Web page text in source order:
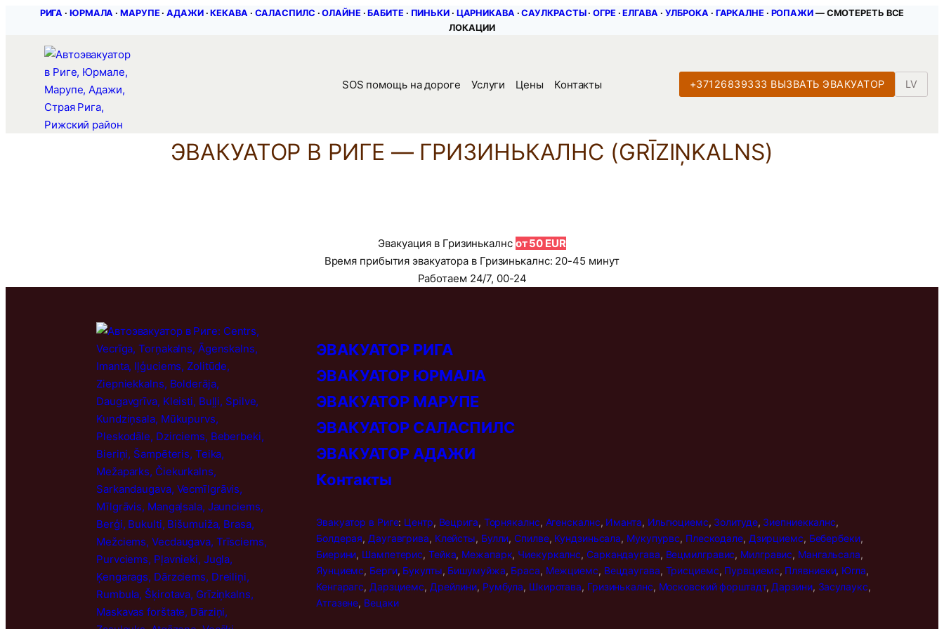
Перейти
содержимому
РИГА ∙ ЮРМАЛА ∙МАРУПЕ ∙АДАЖИ∙КЕКАВА∙ САЛАСПИЛС ∙ОЛАЙНЕ ∙БАБИТЕ ∙ ПИНЬКИ∙ ЦАРНИКАВА∙САУЛКРАСТЫ∙ОГРЕ ∙ЕЛГАВА∙ УЛБРОКА∙ ГАРКАЛНЕ ∙ РОПАЖИ— СМОТЕРЕТЬ ВСЕ
ЛОКАЦИИ
SOS помощь на дороге Услуги Цены Контакты +37126839333 ВЫЗВАТЬ ЭВАКУАТОР LV
ЭВАКУАТОР В РИГЕ — ГРИЗИНЬКАЛНС (GRĪZIŅKALNS)
Эвакуация в Гризинькалнс от 50 EUR
Время прибытия эвакуатора в Гризинькалнс: 20-45 минут
Работаем 24/7, 00-24
ЭВАКУАТОР РИГА
ЭВАКУАТОР ЮРМАЛА
ЭВАКУАТОР МАРУПЕ
ЭВАКУАТОР САЛАСПИЛС
ЭВАКУАТОР АДАЖИ
Контакты
Эвакуатор в Риге: Центр, Вецрига, Торнякалнс, Агенскалнс, Иманта, Ильгюциемс, Золитуде, Зиепниеккалнс,
Болдерая, Даугавгрива, Клейсты, Булли,Спилве, Кундзиньсала, Мукупурвс, Плескодале, Дзирциемс, Бебербеки,
Биерини, Шампетерис, Тейка, Межапарк, Чиекуркалнс, Саркандаугава, Вецмилгравис, Милгравис, Мангальсала,
Яунциемс, Берги, Букулты, Бишумуйжа, Браса, Межциемс, Вецдаугава, Трисциемс, Пурвциемс, Плявниеки, Югла,
Кенгарагс, Дарзциемс, Дрейлини, Румбула, Шкиротава, Гризинькалнс, Московский форштадт, Дарзини, Засулаукс,
Атгазене, Вецаки